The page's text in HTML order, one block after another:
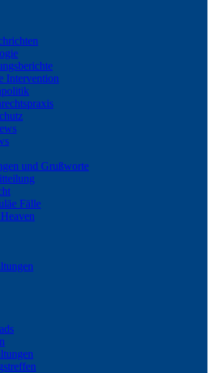
Intervention
und Grußworte
Fälle